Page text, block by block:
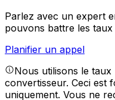
Parlez avec un expert
pouvons battre les
Planifier un appel
Nous utilisons le
convertisseur. Ceci est
uniquement. Vous ne